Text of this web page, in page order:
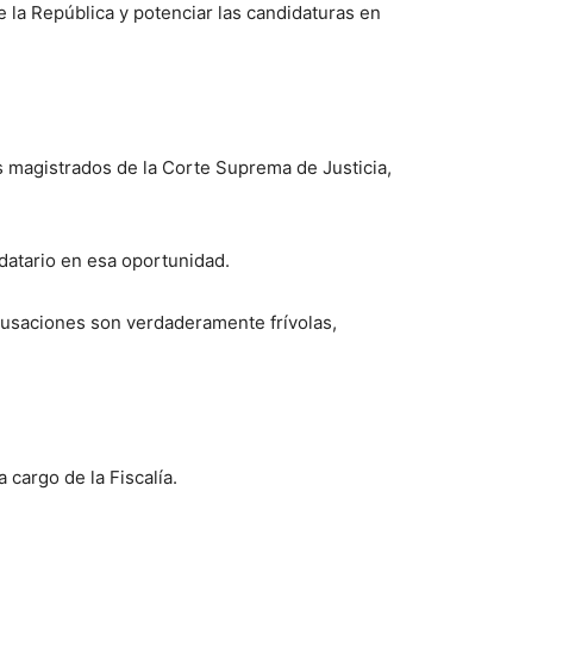
República y potenciar las candidaturas en
de la Corte Suprema de Justicia,
en esa oportunidad.
son verdaderamente frívolas,
cargo de la Fiscalía.